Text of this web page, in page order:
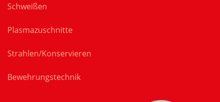
Schweißen
Plasmazuschnitte
Strahlen/Konservieren
Bewehrungstechnik